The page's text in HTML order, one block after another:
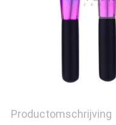
Productomschrijving